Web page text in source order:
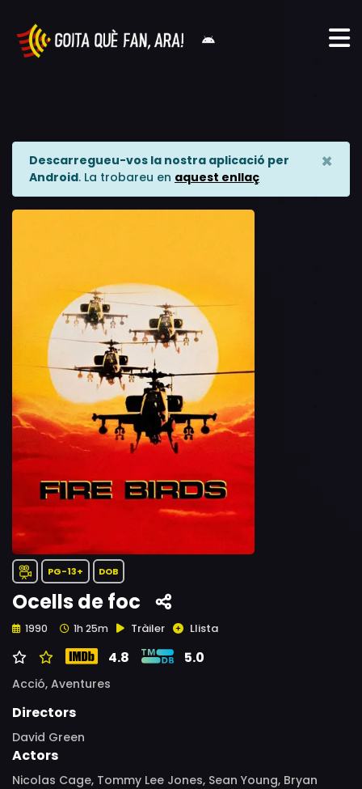
Descarregueu-vos la nostra aplicació per
Android. La trobareu en aquest enllaç
×
PG-13+ DOB
Ocells de foc
1990 1h 25m Tràiler Llista
4.8 5.0
Acció, Aventures
Directors
David Green
Actors
Nicolas Cage, Tommy Lee Jones, Sean Young, Bryan